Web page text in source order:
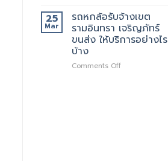
ชั่วโมง
ทางการ
ติดต่อ
มากมาย
ให้
หก
ล้อ
รับจ้าง
เขต
เจ
25
Mar
รถหกล้อรับจ้างเขต
รามอินทรา เจริญภัทร์
ขนส่ง ให้บริการอย่างไร
บ้าง
Comments Offon